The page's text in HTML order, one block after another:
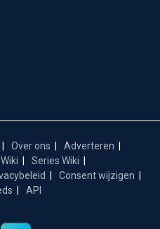
Over ons
Adverteren
Series Wiki
Consent wijzigen
API